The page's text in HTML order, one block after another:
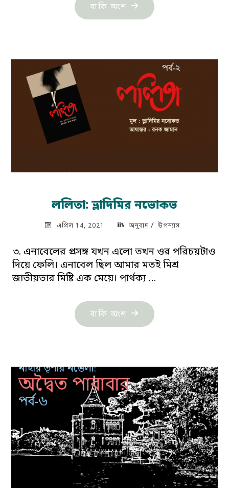
বাকি অংশ "নাহার
মনিকা:
ললিতা: ভ্লাদিমির নভোকভ
এপ্রিল 14, 2021 অনুবাদ/ উপন্যাস
৩. এনাবেলের প্রসঙ্গ যখন এলো তখন ওর পরিচয়টাও
দিয়ে ফেলি। এনাবেল ছিল আমার মতই মিশ্র
জাতীয়তার মিষ্টি এক মেয়ে। পার্থক্য …
বাকি অংশ "ললিতা:
ভ্লাদিমির